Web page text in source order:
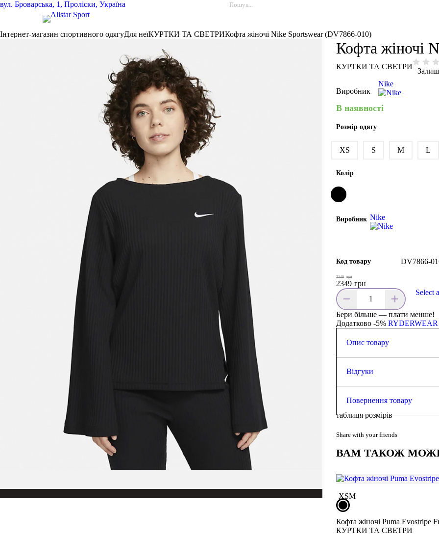
вул. Броварська, 1, Проліски, Україна
Інтернет-магазин спортивного одягуДля неїКУРТКИ ТА СВЕТРИКофта жіночі Nike Sportswear (DV7866-010)
Кофта жіночі
КУРТКИ ТА СВЕТРИ
Виробник
Nike
В наявності
Розмір одягу
XS S M L
Колір
Виробник Nike
Код товару DV7866-
грн
2349
грн
3140
Select
Бери більше — плати менше!
Додатково -5%RYDERWEAR
Опис товару
Відгуки
0.0
Залишити відгук
Повернення товару
Повернути товар у магазин
Щоб повернути або
минуло
таблиця розмірів
Share with your friends
ВАМ ТАКОЖ
XSM
Кофта жіночі Puma Evostripe
КУРТКИ ТА СВЕТРИ